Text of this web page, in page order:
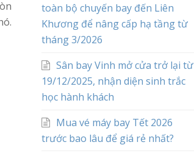
toàn bộ chuyến bay đến Liên
Khương để nâng cấp hạ tầng từ
tháng 3/2026
Sân bay Vinh mở cửa trở lại từ
19/12/2025, nhận diện sinh trắc
học hành khách
Mua vé máy bay Tết 2026
trước bao lâu để giá rẻ nhất?